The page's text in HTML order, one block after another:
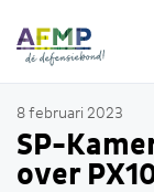
8 februari 2023
SP-
over